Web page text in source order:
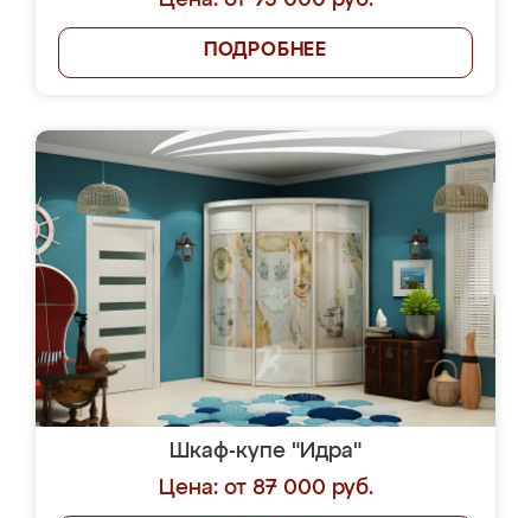
ПОДРОБНЕЕ
Шкаф-купе "Идра"
Цена: от 87 000 руб.